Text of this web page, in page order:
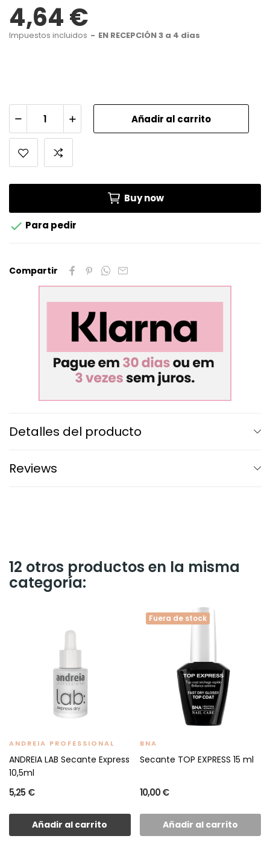
4,64 €
Impuestos incluidos EN RECEPCIÓN 3 a 4 dias
Añadir al carrito
Buy now
 Para pedir
Compartir
Detalles del producto
Reviews
12 otros productos en la misma
categoría:
ANDREIA PROFESSIONAL
ANDREIA LAB Secante Express
10,5ml
5,25 €
Añadir al carrito
Fuera de stock
BNA
Secante TOP EXPRESS 15 ml
10,00 €
Añadir al carrito